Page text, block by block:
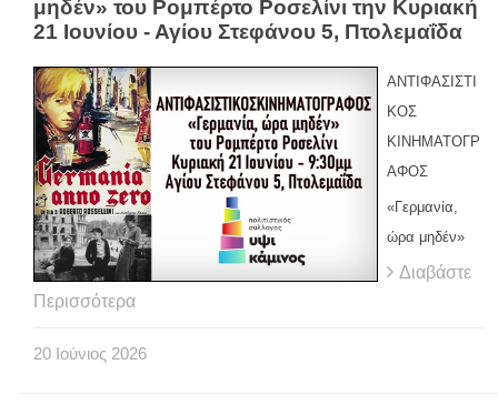
μηδέν» του Ρομπέρτο Ροσελίνι την Κυριακή
21 Ιουνίου - Αγίου Στεφάνου 5, Πτολεμαΐδα
ΑΝΤΙΦΑΣΙΣΤΙ
ΚΟΣ
ΚΙΝΗΜΑΤΟΓΡ
ΑΦΟΣ
«Γερμανία,
ώρα μηδέν»
Διαβάστε
Περισσότερα
20 Ιούνιος 2026